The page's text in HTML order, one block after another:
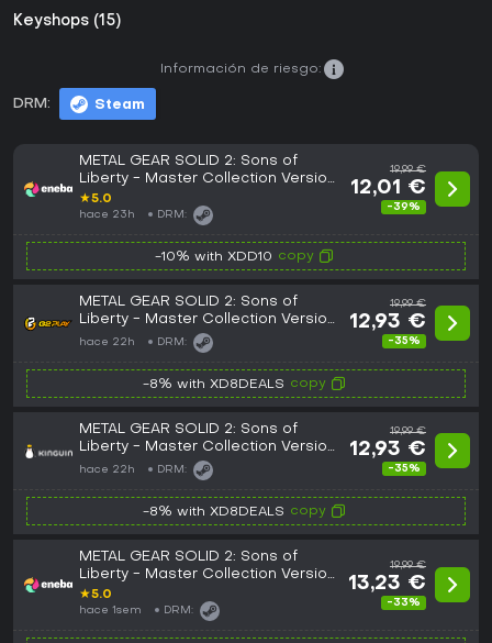
Keyshops (15)
DRM: Steam
Información de riesgo:
METAL GEAR SOLID 2: Sons of
Liberty - Master Collection Version
(PC) Steam Key EUROPE
★5.0
hace 23h DRM:
19,99 €
12,01 €
-39%
-10% with XDD10 copy
METAL GEAR SOLID 2: Sons of
Liberty - Master Collection Version
EU Steam CD Key
hace 22h DRM:
19,99 €
12,93 €
-35%
-8% with XD8DEALS copy
METAL GEAR SOLID 2: Sons of
Liberty - Master Collection Version
EU Steam CD Key
hace 22h DRM:
19,99 €
12,93 €
-35%
-8% with XD8DEALS copy
METAL GEAR SOLID 2: Sons of
Liberty - Master Collection Version
(PC) Steam Key GLOBAL
★5.0
hace 1sem DRM:
19,99 €
13,23 €
-33%